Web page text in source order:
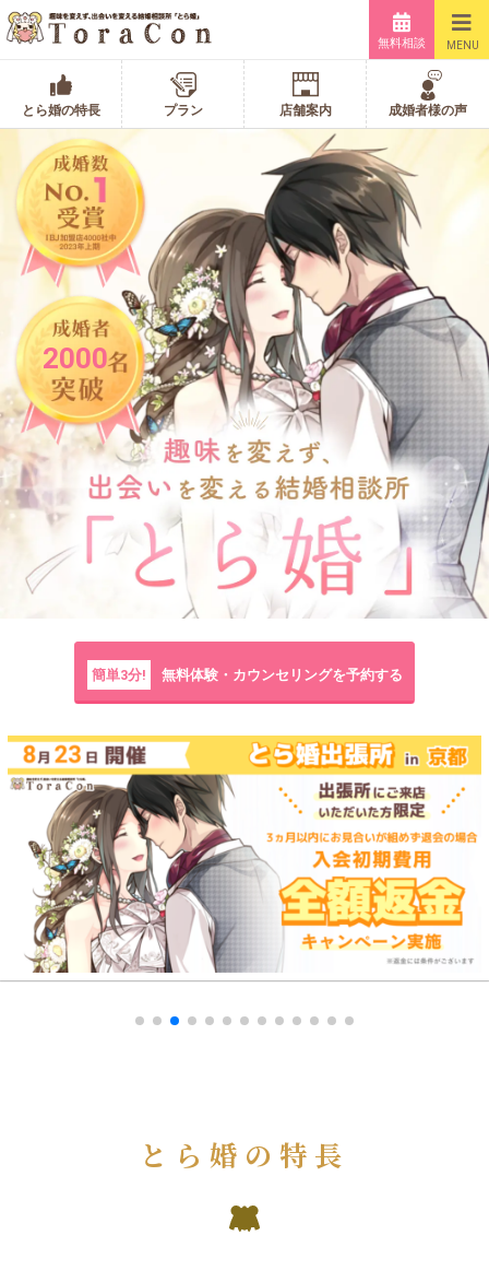
無料相談 MENU
とら婚の特長 プラン 店舗案内 成婚者様の声
2000
簡単3分! 無料体験・カウンセリングを予約する
とら婚の特長